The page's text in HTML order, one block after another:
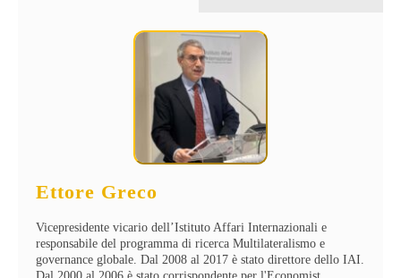
Ettore Greco
Vicepresidente vicario dell’Istituto Affari Internazionali e
responsabile del programma di ricerca Multilateralismo e
governance globale. Dal 2008 al 2017 è stato direttore dello IAI.